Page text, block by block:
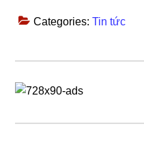
Categories:Tin tức